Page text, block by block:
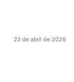
23 de abril de 2026